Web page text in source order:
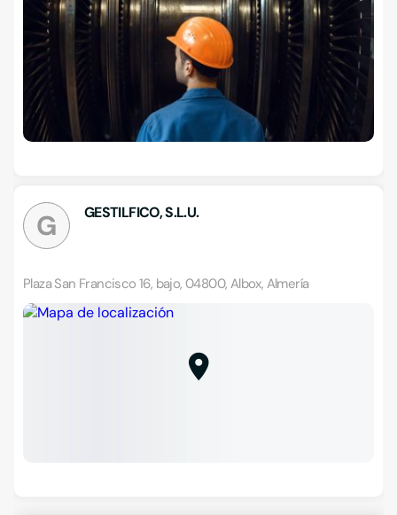
G GESTILFICO, S.L.U.
Plaza San Francisco 16, bajo, 04800, Albox, Almería